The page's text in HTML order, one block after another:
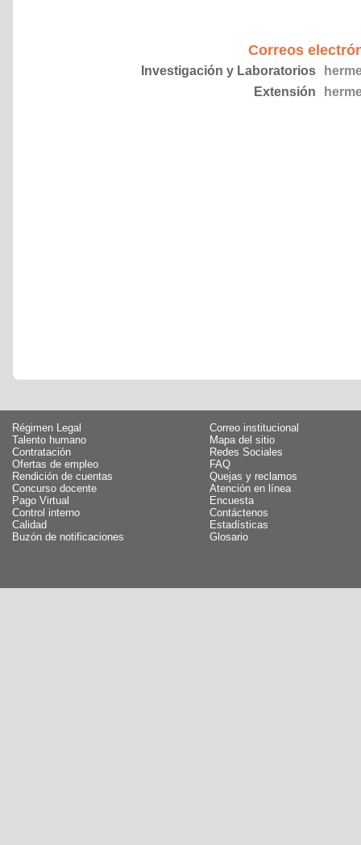
Correos
Investigación y Laboratorios
Extensión
Régimen Legal
Talento humano
Contratación
Ofertas de empleo
Rendición de cuentas
Concurso docente
Pago Virtual
Control interno
Calidad
Buzón de notificaciones
Correo institucional
Mapa del sitio
Redes Sociales
FAQ
Quejas y reclamos
Atención en línea
Encuesta
Contáctenos
Estadísticas
Glosario